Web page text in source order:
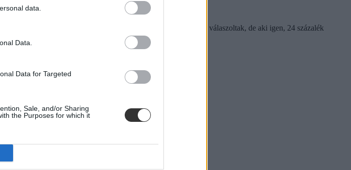
data.
Data.
Data for Targeted
Sale, and/or Sharing
the Purposes for which it
mint egy órát. A különórával kapcsolatos kérdésre sokan nem válaszoltak, de aki igen, 24 százalék